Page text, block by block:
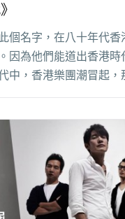
個名字，在八十年代香
因為他們能道出香港時
中，香港樂團潮冒起，
樂團，並簽下來推出唱
，但「達明一閱讀全文
明一派致敬專輯《達